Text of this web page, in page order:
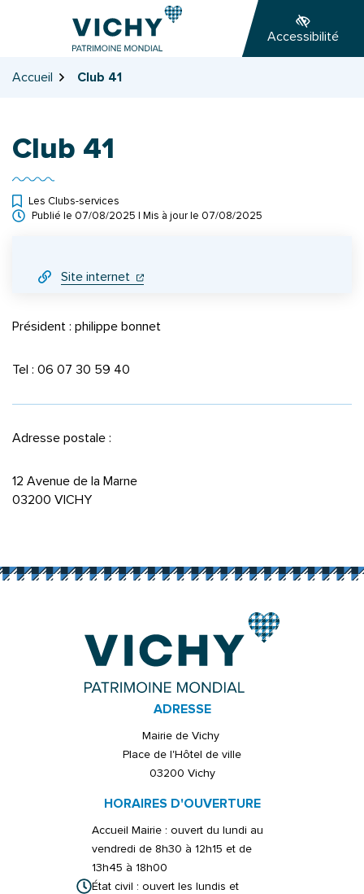
page
Accessibilité
Accueil Club 41
Club 41
Les Clubs-services
Publié le 07/08/2025 | Mis à jour le 07/08/2025
Site internet (ouverture dans un nouvel onglet)
(ouverture dans un nouvel onglet)
Président : philippe bonnet
Tel : 06 07 30 59 40
Adresse postale :
12 Avenue de la Marne
03200 VICHY
ADRESSE
Mairie de Vichy
Place de l'Hôtel de ville
03200 Vichy
HORAIRES D'OUVERTURE
Accueil Mairie : ouvert du lundi au
vendredi de 8h30 à 12h15 et de
13h45 à 18h00
État civil : ouvert les lundis et